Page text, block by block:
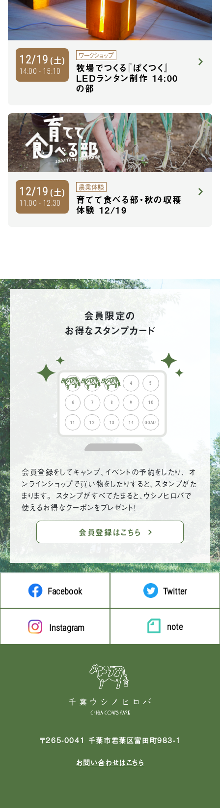
12/19 (土)
14:00 - 15:10
ワークショップ
牧場でつくる『ぼくつく』
LEDランタン制作 14:00
の部
12/19 (土)
11:00 - 12:30
農業体験
育てて食べる部・秋の収穫
体験 12/19
会員限定の
お得なスタンプカード
会員登録をしてキャンプ、イベントの予約をしたり、 オ
ンラインショップで買い物をしたりすると、スタンプがた
まります。 スタンプがすべてたまると、ウシノヒロバで
使えるお得なクーポンをプレゼント！
会員登録はこちら
Facebook Twitter
Instagram note
〒265-0041 千葉市若葉区富田町983-1
お問い合わせはこちら